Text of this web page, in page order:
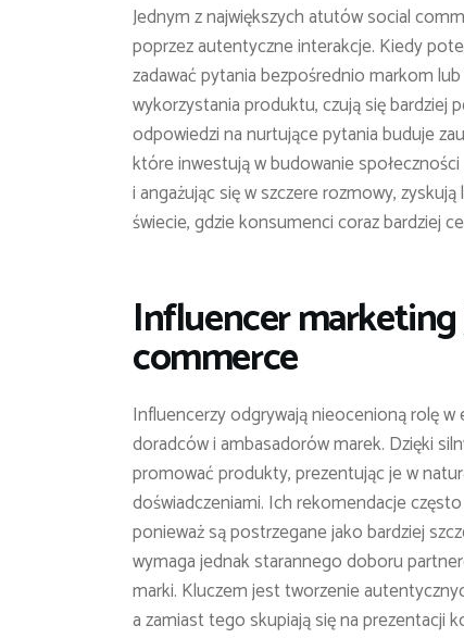
Jednym z największych atutów social
poprzez autentyczne interakcje. Kiedy
zadawać pytania bezpośrednio markom
wykorzystania produktu, czują się bardziej
odpowiedzi na nurtujące pytania buduje
które inwestują w budowanie
i angażując się w szczere rozmowy,
świecie, gdzie konsumenci coraz bardziej
Influencer
commerce
Influencerzy odgrywają nieocenioną rolę
doradców i ambasadorów marek. Dzięki
promować produkty, prezentując je w
doświadczeniami. Ich rekomendacje
ponieważ są postrzegane jako bardziej
wymaga jednak starannego doboru
marki. Kluczem jest tworzenie
a zamiast tego skupiają się na prezentacji